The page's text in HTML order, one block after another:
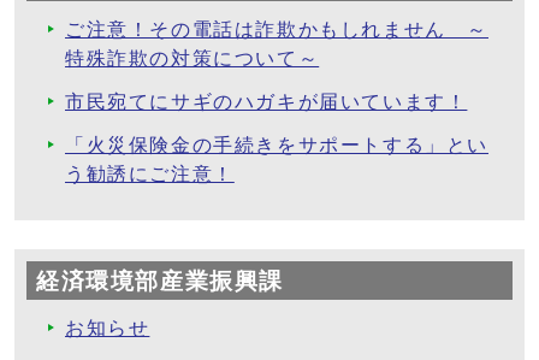
ご注意！その電話は詐欺かもしれません ～
特殊詐欺の対策について～
市民宛てにサギのハガキが届いています！
「火災保険金の手続きをサポートする」とい
う勧誘にご注意！
経済環境部産業振興課
お知らせ